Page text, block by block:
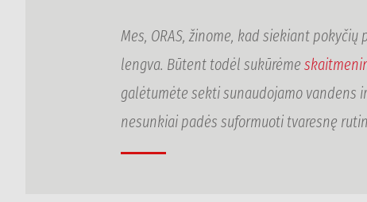
Mes, ORAS, žinome, kad siekiant
lengva. Būtent todėl sukūrėme
galėtumėte sekti sunaudojamo vandens
nesunkiai padės suformuoti tvaresnę